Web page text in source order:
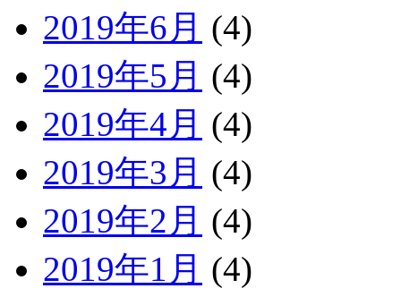
2019年6月 (4)
2019年5月 (4)
2019年4月 (4)
2019年3月 (4)
2019年2月 (4)
2019年1月 (4)